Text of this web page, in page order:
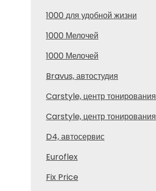
1000 для удобной жизни
1000 Мелочей
1000 Мелочей
Bravus, автостудия
Carstyle, центр тонирования
Carstyle, центр тонирования
D4, автосервис
Euroflex
Fix Price